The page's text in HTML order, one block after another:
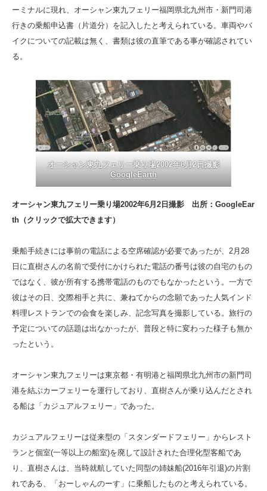
ーミナルに現れ、オーシャン東九フェリー福岡県北九州市・新門司港
行きの乗船申込書（片道分）を記入したと考えられている。車両やバ
イクについての記載は無く、書類は彼の直筆である事が確認されてい
る。
オーシャン東九フェリー乗り場2002年6月2日撮影
GoogleEarth
オーシャン東九フェリー乗り場2002年6月2日撮影 出所：GoogleEar
th（クリックで拡大できます）
乗船手続きには事前の電話による空席確認が必要であったが、2月28
日に直樹さんの名前で受付にかけられた電話の番号は彼の自宅のもの
ではなく、彼が所有する携帯電話のものでもなかったという。一方で
彼はその日、交際相手と共に、兼ねてからの念願であった人気インド
料理レストランでの会食を楽しみ、記念写真を撮影している。旅行の
予定についての話題は出なかったが、普段と特に変わった様子も無か
ったという。
オーシャン東九フェリーは東京都・有明港と福岡県北九州市の新門司
港を結ぶカーフェリーを運行しており、直樹さんが乗り込んだとされ
る船は「カジュアルフェリー」であった。
カジュアルフェリーは従来型の「スタンダードフェリー」からレスト
ランと個室(一等以上の船室)を廃して設計された合理化型客船であ
り、直樹さんは、当時就航していた同型の姉妹船(2016年引退)の片割
れである、「おーしゃんのーす」に乗船したものと考えられている。